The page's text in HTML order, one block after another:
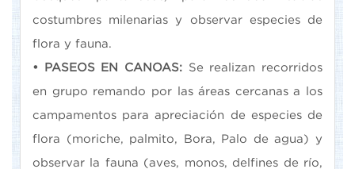
costumbres milenarias y observar especies de
flora y fauna.
• PASEOS EN CANOAS: Se realizan recorridos
en grupo remando por las áreas cercanas a los
campamentos para apreciación de especies de
flora (moriche, palmito, Bora, Palo de agua) y
observar la fauna (aves, monos, delfines de río,